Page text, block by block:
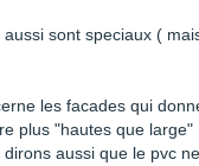
sont speciaux (
les facades qui
plus "hautes que large"
aussi que le pvc